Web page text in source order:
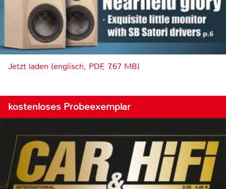
Jetzt laden (englisch, PDF, 7.67 MB)
kostenloses Probeexemplar